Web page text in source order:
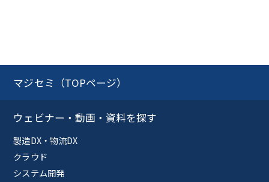
マジセミ（TOPページ）
ウェビナー・動画・資料を探す
製造DX・物流DX
クラウド
システム開発